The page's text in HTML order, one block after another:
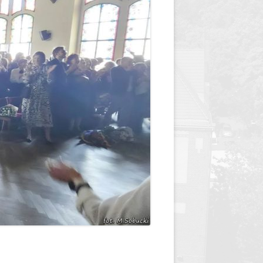
Jednodniówka z okazji 85-lecia
Jednodniówka z okazji 99-lecia
Galeria zdjęć od 1930 roku